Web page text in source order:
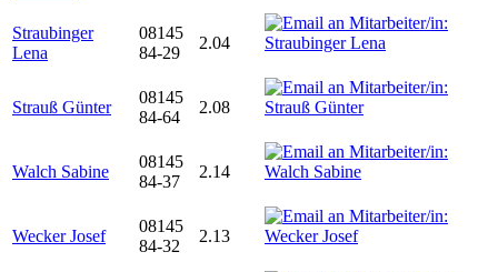
Straubinger
Lena
08145
84-29
2.04
Strauß Günter
08145
84-64
2.08
Walch Sabine
08145
84-37
2.14
Wecker Josef
08145
84-32
2.13